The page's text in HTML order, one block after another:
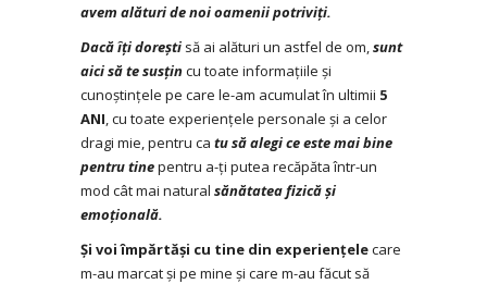
avem alături de noi oamenii potriviți.
Dacă îți dorești să ai alături un astfel de om,sunt
aici să te susțincu toate informațiile și
cunoștințele pe care le-am acumulat în ultimii 5
ANI, cu toate experiențele personale și a celor
dragi mie, pentru ca tu să alegi ce este mai bine
pentru tinepentru a-ți putea recăpăta într-un
mod cât mai natural sănătatea fizică și
emoțională.
Și voi împărtăși cu tine din experiențelecare
m-au marcat și pe mine și care m-au făcut să